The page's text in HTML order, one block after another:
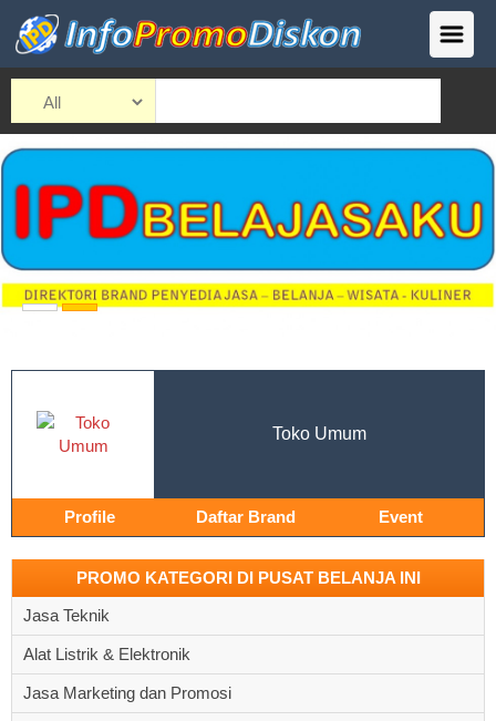
Toko Umum
Profile Daftar Brand Event
PROMO KATEGORI DI PUSAT BELANJA INI
Jasa Teknik
Alat Listrik & Elektronik
Jasa Marketing dan Promosi